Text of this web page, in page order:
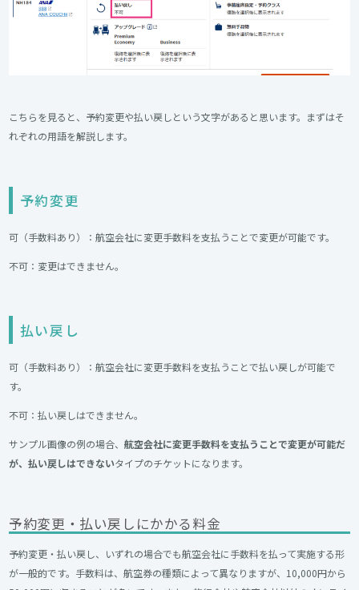
こちらを見ると、予約変更や払い戻しという文字があると思います。まずはそ
れぞれの用語を解説します。
予約変更
可（手数料あり）：航空会社に変更手数料を支払うことで変更が可能です。
不可：変更はできません。
払い戻し
可（手数料あり）：航空会社に変更手数料を支払うことで払い戻しが可能で
す。
不可：払い戻しはできません。
サンプル画像の例の場合、航空会社に変更手数料を支払うことで変更が可能だ
が、払い戻しはできないタイプのチケットになります。
予約変更・払い戻しにかかる料金
予約変更・払い戻し、いずれの場合でも航空会社に手数料を払って実施する形
が一般的です。手数料は、航空券の種類によって異なりますが、10,000円から